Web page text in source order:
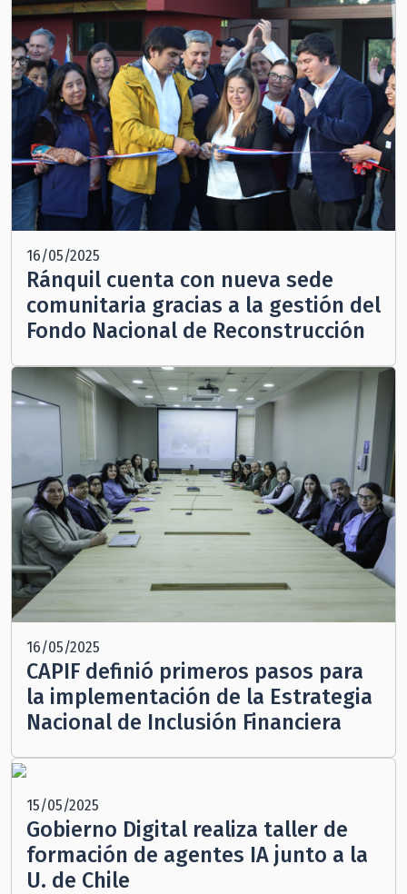
16/05/2025
Ránquil cuenta con nueva sede
comunitaria gracias a la gestión del
Fondo Nacional de Reconstrucción
16/05/2025
CAPIF definió primeros pasos para
la implementación de la Estrategia
Nacional de Inclusión Financiera
15/05/2025
Gobierno Digital realiza taller de
formación de agentes IA junto a la
U. de Chile